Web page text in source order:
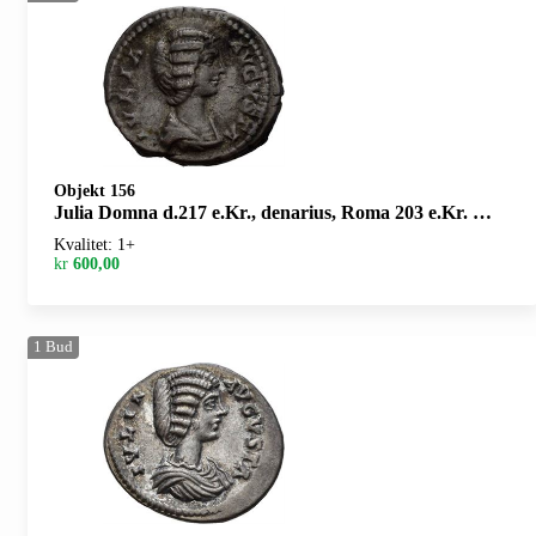
Objekt 156
Julia Domna d.217 e.Kr., denarius, Roma 203 e.Kr. R: Pietas stående mot venstre
Kvalitet: 1+
kr 600,00
1 Bud